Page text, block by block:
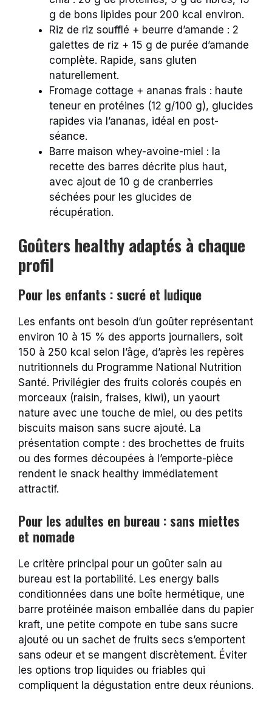
g de bons lipides pour 200 kcal environ.
Riz de riz soufflé + beurre d’amande : 2
galettes de riz + 15 g de purée d’amande
complète. Rapide, sans gluten
naturellement.
Fromage cottage + ananas frais : haute
teneur en protéines (12 g/100 g), glucides
rapides via l’ananas, idéal en post-
séance.
Barre maison whey-avoine-miel : la
recette des barres décrite plus haut,
avec ajout de 10 g de cranberries
séchées pour les glucides de
récupération.
Goûters healthy adaptés à chaque
profil
Pour les enfants : sucré et ludique
Les enfants ont besoin d’un goûter représentant
environ 10 à 15 % des apports journaliers, soit
150 à 250 kcal selon l’âge, d’après les repères
nutritionnels du Programme National Nutrition
Santé. Privilégier des fruits colorés coupés en
morceaux (raisin, fraises, kiwi), un yaourt
nature avec une touche de miel, ou des petits
biscuits maison sans sucre ajouté. La
présentation compte : des brochettes de fruits
ou des formes découpées à l’emporte-pièce
rendent le snack healthy immédiatement
attractif.
Pour les adultes en bureau : sans miettes
et nomade
Le critère principal pour un goûter sain au
bureau est la portabilité. Les energy balls
conditionnées dans une boîte hermétique, une
barre protéinée maison emballée dans du papier
kraft, une petite compote en tube sans sucre
ajouté ou un sachet de fruits secs s’emportent
sans odeur et se mangent discrètement. Éviter
les options trop liquides ou friables qui
compliquent la dégustation entre deux réunions.